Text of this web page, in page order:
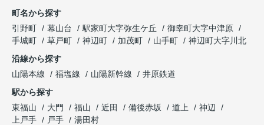
町名から探す
引野町
幕山台 駅家町大字弥生ケ丘
御幸町大字中津原
手城町
草戸町 神辺町 加茂町 山手町
神辺町大字川北
沿線から探す
山陽本線
福塩線 山陽新幹線
井原鉄道
駅から探す
東福山
大門 福山 近田 備後赤坂 道上
神辺
上戸手
戸手 湯田村